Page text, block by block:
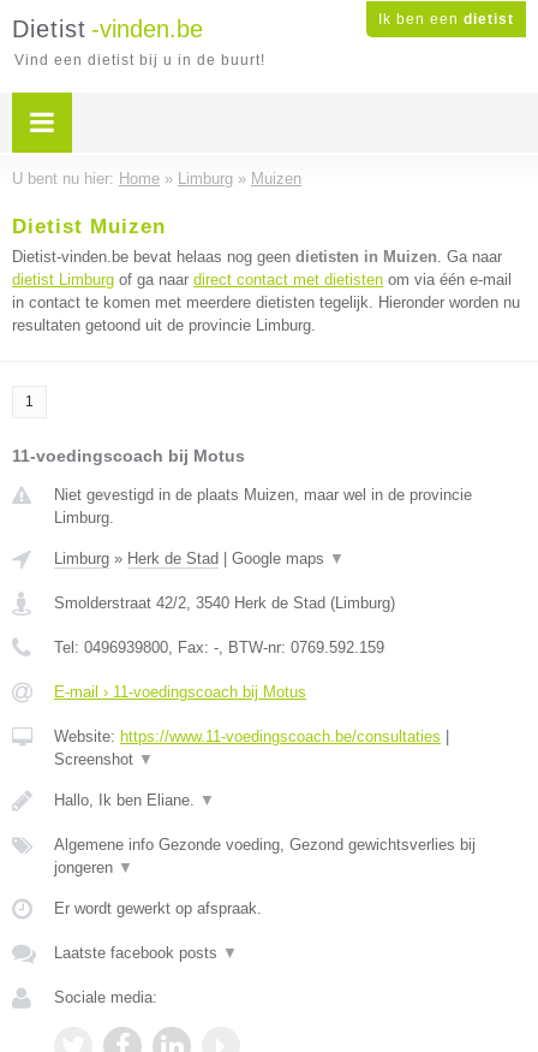
Ik ben een dietist
Dietist -vinden.be
Vind een dietist bij u in de buurt!
U bent nu hier: Home » Limburg » Muizen
Dietist Muizen
Dietist-vinden.be bevat helaas nog geen dietisten in Muizen. Ga naar
dietist Limburg of ga naar direct contact met dietisten om via één e-mail
in contact te komen met meerdere dietisten tegelijk. Hieronder worden nu
resultaten getoond uit de provincie Limburg.
1
11-voedingscoach bij Motus
Niet gevestigd in de plaats Muizen, maar wel in de provincie
Limburg.
Limburg » Herk de Stad Google maps ▼
Smolderstraat 42/2, 3540 Herk de Stad (Limburg)
Tel: 0496939800, Fax: -, BTW-nr: 0769.592.159
E-mail › 11-voedingscoach bij Motus
Website: https://www.11-voedingscoach.be/consultaties
Screenshot ▼
Hallo, Ik ben Eliane. ▼
Algemene info Gezonde voeding, Gezond gewichtsverlies bij
jongeren ▼
Er wordt gewerkt op afspraak.
Laatste facebook posts ▼
Sociale media: